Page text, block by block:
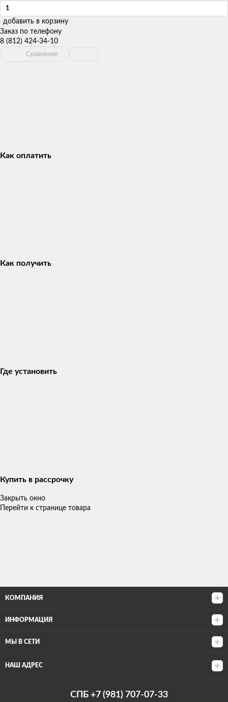
добавить в корзину
Заказ по телефону
8 (812) 424-34-10
Сравнение
Как оплатить
Как получить
Где установить
Купить в рассрочку
Закрыть окно
Перейти к странице товара
КОМПАНИЯ
ИНФОРМАЦИЯ
МЫ В СЕТИ
НАШ АДРЕС
СПБ +7 (981) 707-07-33